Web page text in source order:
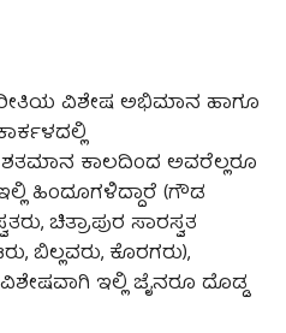
ರೀತಿಯ ವಿಶೇಷ ಅಭಿಮಾನ ಹಾಗೂ
ಕಾಲದಿಂದ ಅವರೆಲ್ಲರೂ
ಹಿಂದೂಗಳಿದ್ದಾರೆ (ಗೌಡ
ಚಿತ್ರಾಪುರ ಸಾರಸ್ವತ
ಬಿಲ್ಲವರು, ಕೊರಗರು),
ವಿಶೇಷವಾಗಿ ಇಲ್ಲಿ ಜೈನರೂ ದೊಡ್ಡ